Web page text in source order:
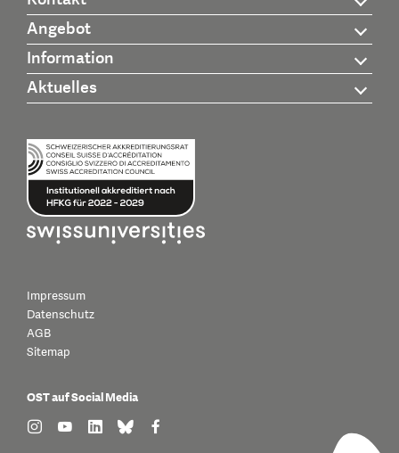
Angebot
Information
Aktuelles
Impressum
Datenschutz
AGB
Sitemap
OST auf Social Media
find us on: instagram
find us on: youtube
find us on: linkedin
find us on: bluesky
find us on: facebook